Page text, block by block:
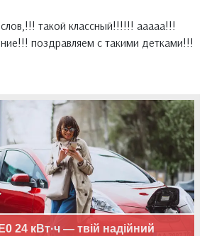
такой классный!!!!!! ааааа!!!
поздравляем с такими детками!!!
24 кВт·ч — твій надійний